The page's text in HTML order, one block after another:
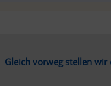
Gleich vorweg stellen wir